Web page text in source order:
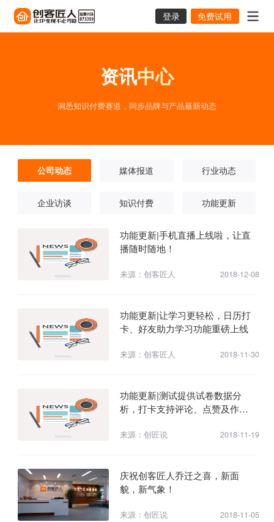
登录 免费试用
资讯中心
洞悉知识付费赛道，同步品牌与产品最新动态
公司动态 媒体报道 行业动态
企业访谈 知识付费 功能更新
功能更新|手机直播上线啦，让直
播随时随地！
来源：创客匠人 2018-12-08
功能更新|让学习更轻松，日历打
卡、好友助力学习功能重磅上线
来源：创客匠人 2018-11-30
功能更新|测试提供试卷数据分
析，打卡支持评论、点赞及作业
来源：创匠说 2018-11-19
庆祝创客匠人乔迁之喜，新面
貌，新气象！
来源：创匠说 2018-11-05